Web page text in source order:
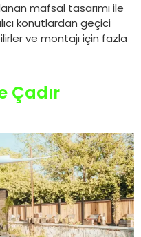
mafsal tasarımı ile
konutlardan geçici
ve montajı için fazla
Çadır